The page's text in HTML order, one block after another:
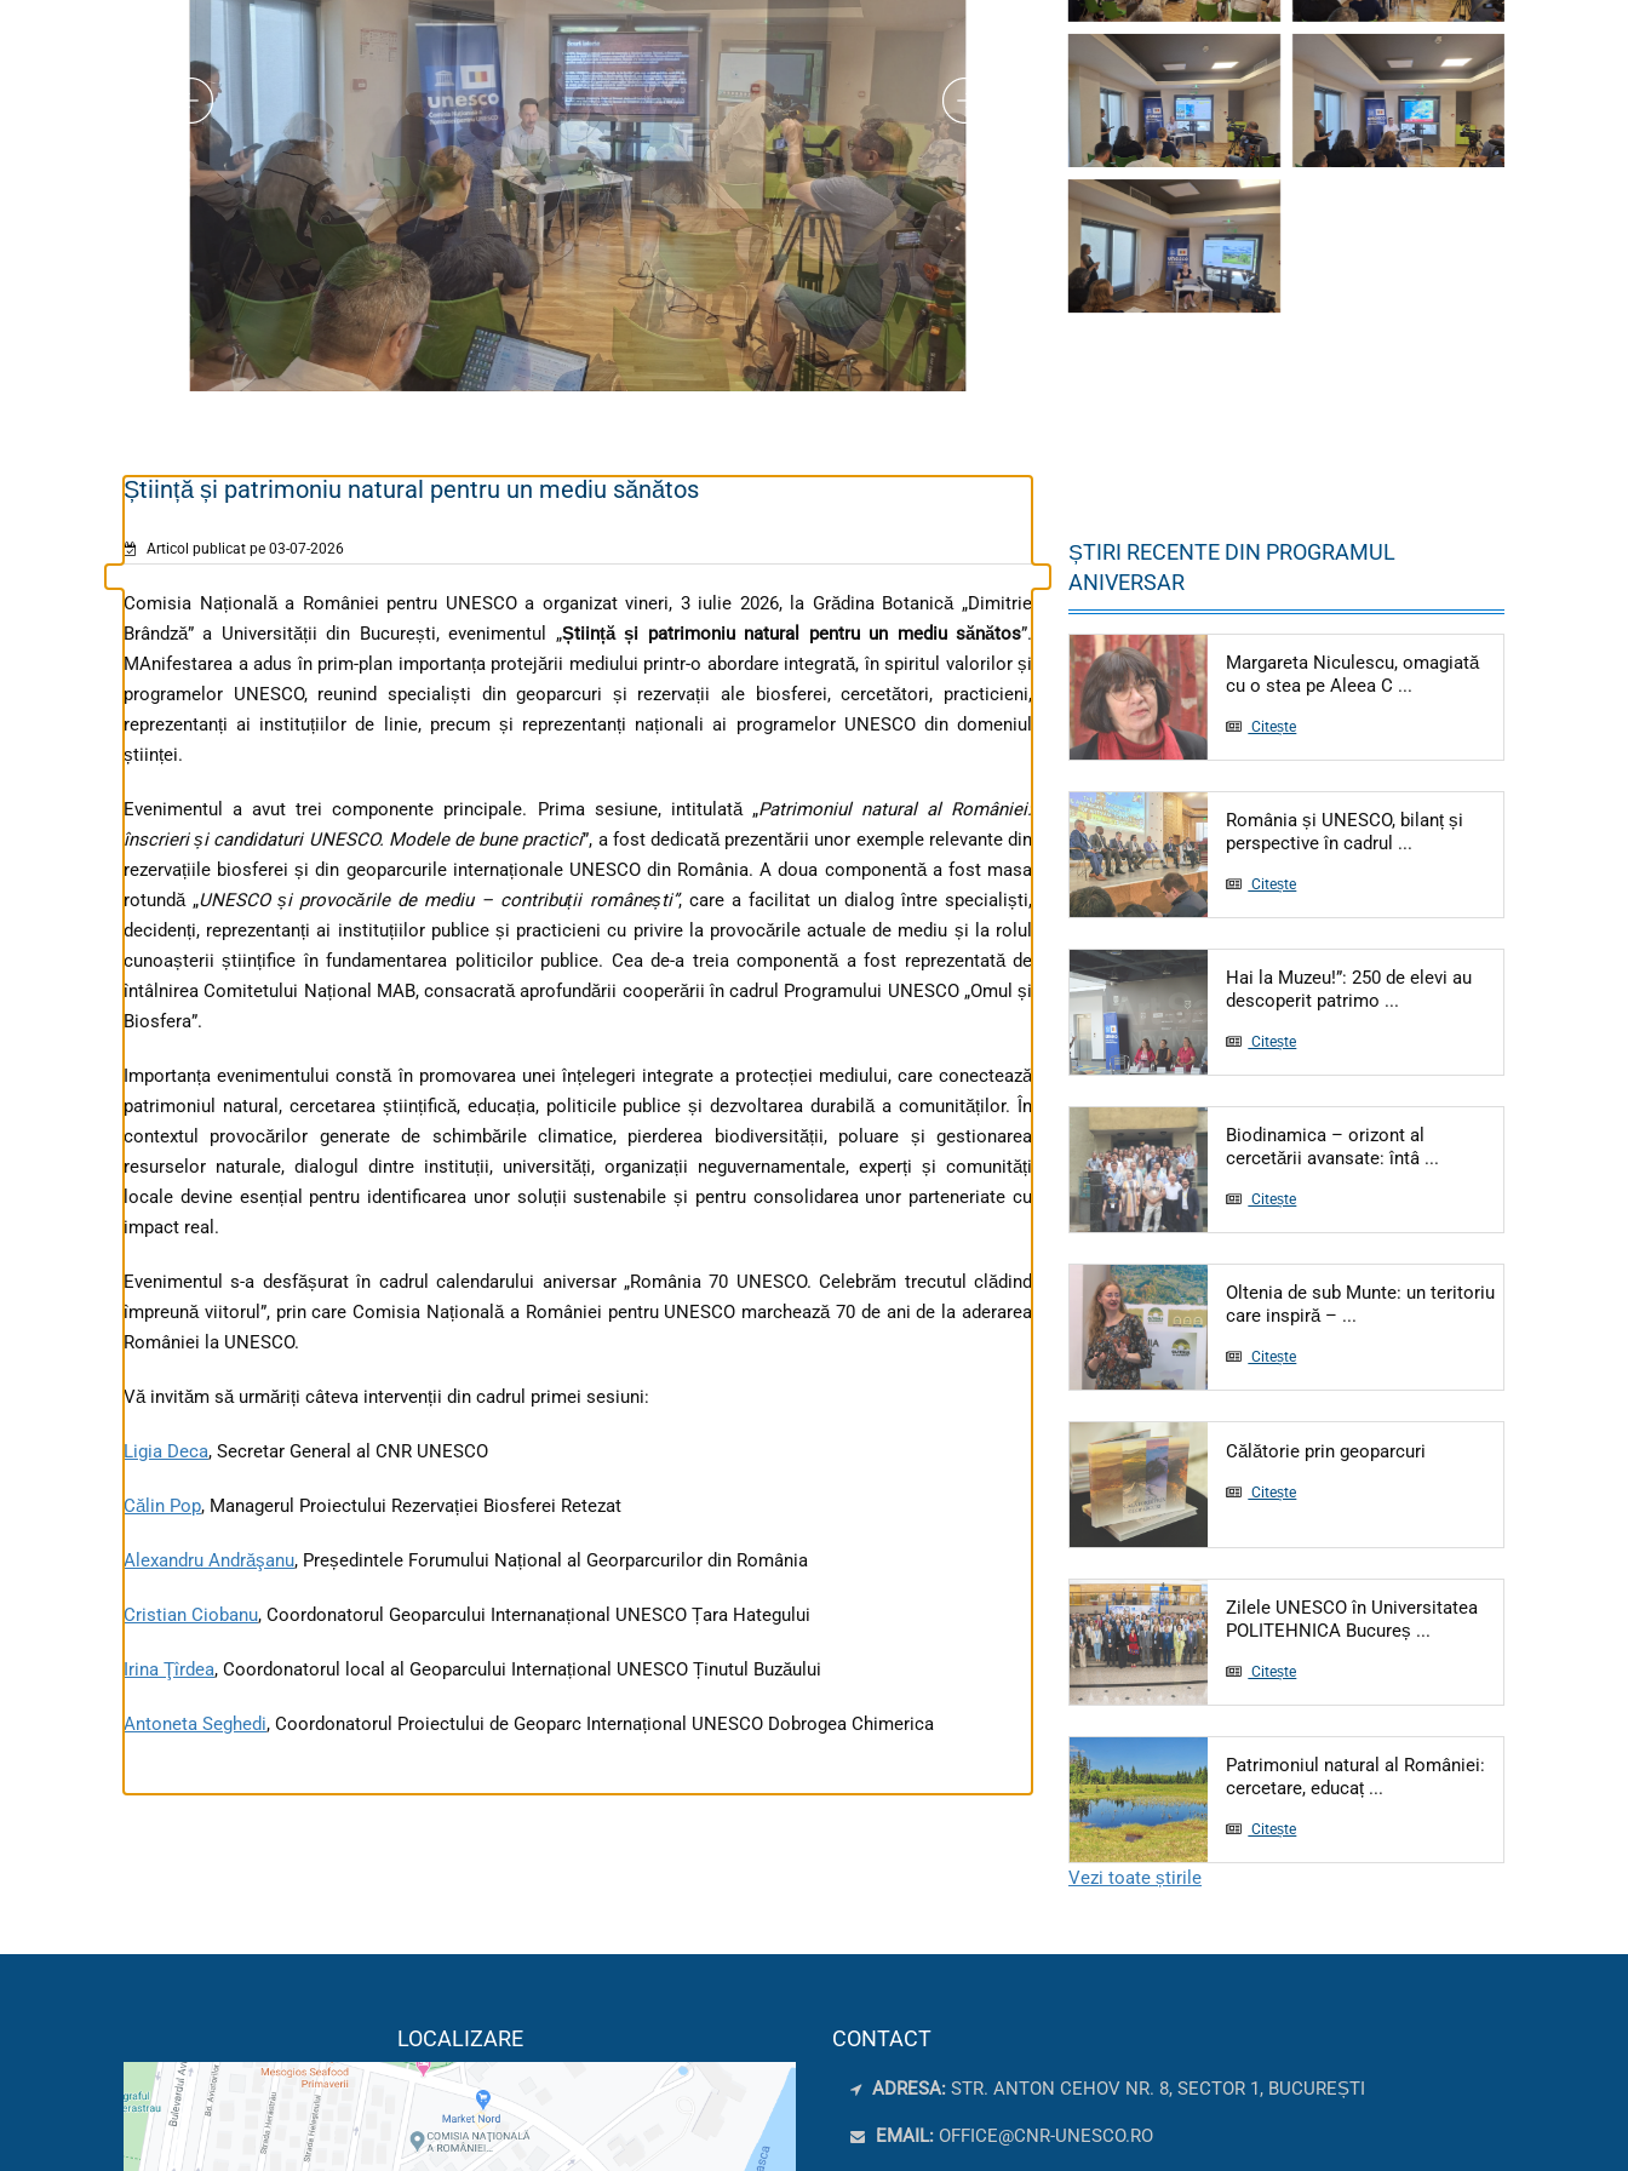
Știință și patrimoniu natural pentru un mediu sănătos
Articol publicat pe 03-07-2026
Comisia Națională a României pentru UNESCO a organizat vineri, 3 iulie 2026, la Grădina Botanică „Dimitrie
Brândză” a Universității din București, evenimentul „Știință și patrimoniu natural pentru un mediu sănătos”.
MAnifestarea a adus în prim-plan importanța protejării mediului printr-o abordare integrată, în spiritul valorilor și
programelor UNESCO, reunind specialiști din geoparcuri și rezervații ale biosferei, cercetători, practicieni,
reprezentanți ai instituțiilor de linie, precum și reprezentanți naționali ai programelor UNESCO din domeniul
științei.
Evenimentul a avut trei componente principale. Prima sesiune, intitulată „Patrimoniul natural al României:
înscrieri și candidaturi UNESCO. Modele de bune practici”, a fost dedicată prezentării unor exemple relevante din
rezervațiile biosferei și din geoparcurile internaționale UNESCO din România. A doua componentă a fost masa
rotundă „UNESCO și provocările de mediu – contribuții românești”, care a facilitat un dialog între specialiști,
decidenți, reprezentanți ai instituțiilor publice și practicieni cu privire la provocările actuale de mediu și la rolul
cunoașterii științifice în fundamentarea politicilor publice. Cea de-a treia componentă a fost reprezentată de
întâlnirea Comitetului Național MAB, consacrată aprofundării cooperării în cadrul Programului UNESCO „Omul și
Biosfera”.
Importanța evenimentului constă în promovarea unei înțelegeri integrate a protecției mediului, care conectează
patrimoniul natural, cercetarea științifică, educația, politicile publice și dezvoltarea durabilă a comunităților. În
contextul provocărilor generate de schimbările climatice, pierderea biodiversității, poluare și gestionarea
resurselor naturale, dialogul dintre instituții, universități, organizații neguvernamentale, experți și comunități
locale devine esențial pentru identificarea unor soluții sustenabile și pentru consolidarea unor parteneriate cu
impact real.
Evenimentul s-a desfășurat în cadrul calendarului aniversar „România 70 UNESCO. Celebrăm trecutul clădind
împreună viitorul”, prin care Comisia Națională a României pentru UNESCO marchează 70 de ani de la aderarea
României la UNESCO.
Vă invităm să urmăriți câteva intervenții din cadrul primei sesiuni:
Ligia Deca, Secretar General al CNR UNESCO
Călin Pop, Managerul Proiectului Rezervației Biosferei Retezat
Alexandru Andrăşanu, Președintele Forumului Național al Georparcurilor din România
Cristian Ciobanu, Coordonatorul Geoparcului Internanațional UNESCO Țara Hategului
Irina Ţîrdea, Coordonatorul local al Geoparcului Internațional UNESCO Ținutul Buzăului
Antoneta Seghedi, Coordonatorul Proiectului de Geoparc Internațional UNESCO Dobrogea Chimerica
ȘTIRI RECENTE DIN PROGRAMUL
ANIVERSAR
Margareta Niculescu, omagiată
cu o stea pe Aleea C ...
Citește
România și UNESCO, bilanț și
perspective în cadrul ...
Citește
Hai la Muzeu!”: 250 de elevi au
descoperit patrimo ...
Citește
Biodinamica – orizont al
cercetării avansate: întâ ...
Citește
Oltenia de sub Munte: un teritoriu
care inspiră – ...
Citește
Călătorie prin geoparcuri
Citește
Zilele UNESCO în Universitatea
POLITEHNICA Bucureș ...
Citește
Patrimoniul natural al României:
cercetare, educaț ...
Citește
Vezi toate știrile
LOCALIZARE CONTACT
ADRESA: STR. ANTON CEHOV NR. 8, SECTOR 1, BUCUREȘTI
EMAIL: OFFICE@CNR-UNESCO.RO